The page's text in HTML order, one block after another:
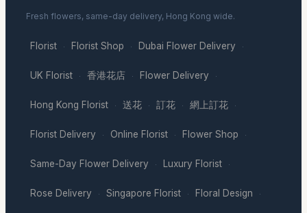
Fresh flowers, same-day delivery, Hong Kong wide.
Florist · Florist Shop · Dubai Flower Delivery ·
UK Florist · 香港花店 · Flower Delivery ·
Hong Kong Florist · 送花 · 訂花 · 網上訂花 ·
Florist Delivery · Online Florist · Flower Shop ·
Same-Day Flower Delivery · Luxury Florist ·
Rose Delivery · Singapore Florist · Floral Design ·